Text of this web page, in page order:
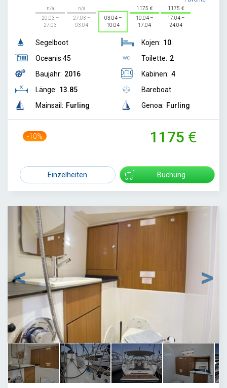
n/a
20.03 –
27.03
n/a
27.03 –
03.04
03.04 –
10.04
1175
10.04 –
17.04
1175
17.04 –
24.04
Segelboot
Oceanis 45
Baujahr: 2016
Länge: 13.85
Mainsail: Furling
Kojen: 10
Toilette: 2
Kabinen: 4
Bareboat
Genoa: Furling
-10% 1175
Einzelheiten Buchung
1/23